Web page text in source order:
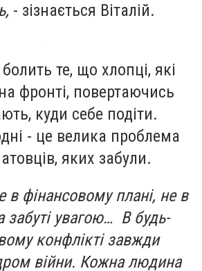
- зізнається Віталій.
болить те, що хлопці, які
фронті, повертаючись
куди себе подіти.
- це велика проблема
яких забули.
в фінансовому плані, не в
забуті увагою… В будь-
конфлікті завжди
війни. Кожна людина